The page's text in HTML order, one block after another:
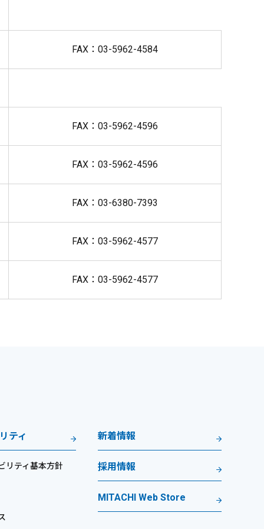
FAX：03-5962-4584
FAX：03-5962-4596
FAX：03-5962-4596
FAX：03-6380-7393
FAX：03-5962-4577
FAX：03-5962-4577
ティ
リティ基本方針
新着情報
採用情報
MITACHI Web Store